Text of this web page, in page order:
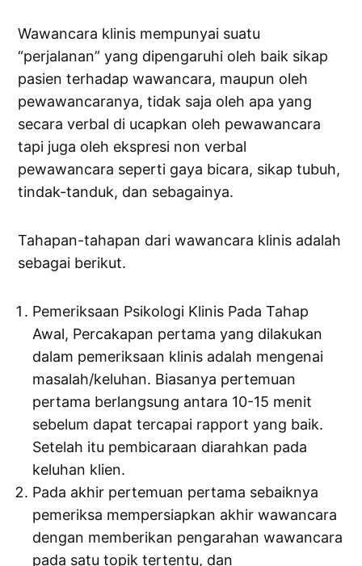
Wawancara klinis mempunyai suatu
“perjalanan” yang dipengaruhi oleh baik sikap
pasien terhadap wawancara, maupun oleh
pewawancaranya, tidak saja oleh apa yang
secara verbal di ucapkan oleh pewawancara
tapi juga oleh ekspresi non verbal
pewawancara seperti gaya bicara, sikap tubuh,
tindak-tanduk, dan sebagainya.
Tahapan-tahapan dari wawancara klinis adalah
sebagai berikut.
Pemeriksaan Psikologi Klinis Pada Tahap
Awal, Percakapan pertama yang dilakukan
dalam pemeriksaan klinis adalah mengenai
masalah/keluhan. Biasanya pertemuan
pertama berlangsung antara 10-15 menit
sebelum dapat tercapai rapport yang baik.
Setelah itu pembicaraan diarahkan pada
keluhan klien.
Pada akhir pertemuan pertama sebaiknya
pemeriksa mempersiapkan akhir wawancara
dengan memberikan pengarahan wawancara
pada satu topik tertentu, dan